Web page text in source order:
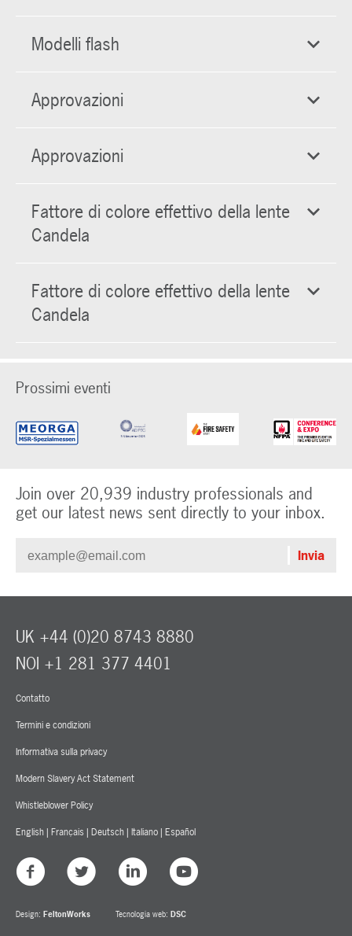
Modelli flash
Approvazioni
Approvazioni
Fattore di colore effettivo della lente
Candela
Fattore di colore effettivo della lente
Candela
Prossimi eventi
Join over 20,939 industry professionals and
get our latest news sent directly to your inbox.
Contatto
Termini e condizioni
Informativa sulla privacy
Modern Slavery Act Statement
Whistleblower Policy
English | Français | Deutsch | Italiano | Español
UK +44 (0)20 8743 8880
NOI +1 281 377 4401
Design: FeltonWorks Tecnologia web: DSC